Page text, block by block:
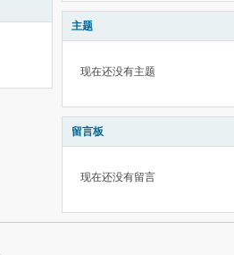
主题
现在还没有主题
留言板
现在还没有留言